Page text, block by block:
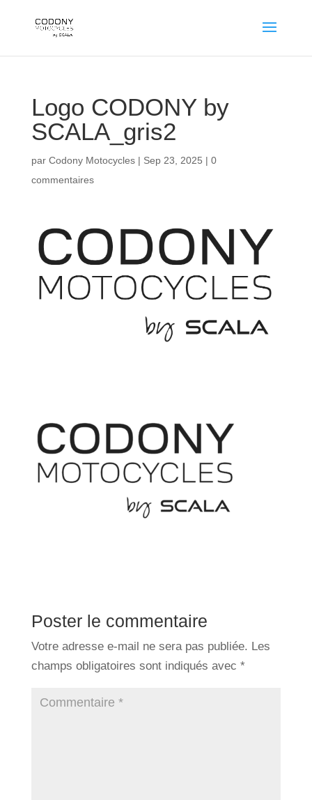
Logo CODONY by
SCALA_gris2
par Codony Motocycles| Sep 23, 2025 | 0
commentaires
Poster le commentaire
Votre adresse e-mail ne sera pas publiée. Les
champs obligatoires sont indiqués avec *